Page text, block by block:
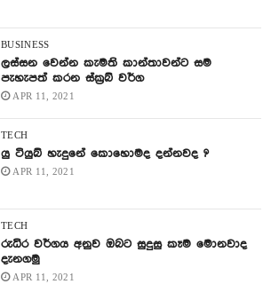
BUSINESS
ලස්සන වෙන්න කැමති කාන්තාවන්ට සම
පැහැපත් කරන ස්ක්‍රබ් වර්ග
APR 11, 2021
TECH
යු ටියුබ් හැදුනේ කොහොමද දන්නවද ?
APR 11, 2021
TECH
රුධිර වර්ගය අනුව ඔබට සුදුසු කෑම මොනවාද
දැනගමු
APR 11, 2021